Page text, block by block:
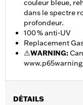
couleur bleue,
dans le spectre
profondeur.
100 % anti-UV
Replacement
⚠WARNING:
DÉTAILS